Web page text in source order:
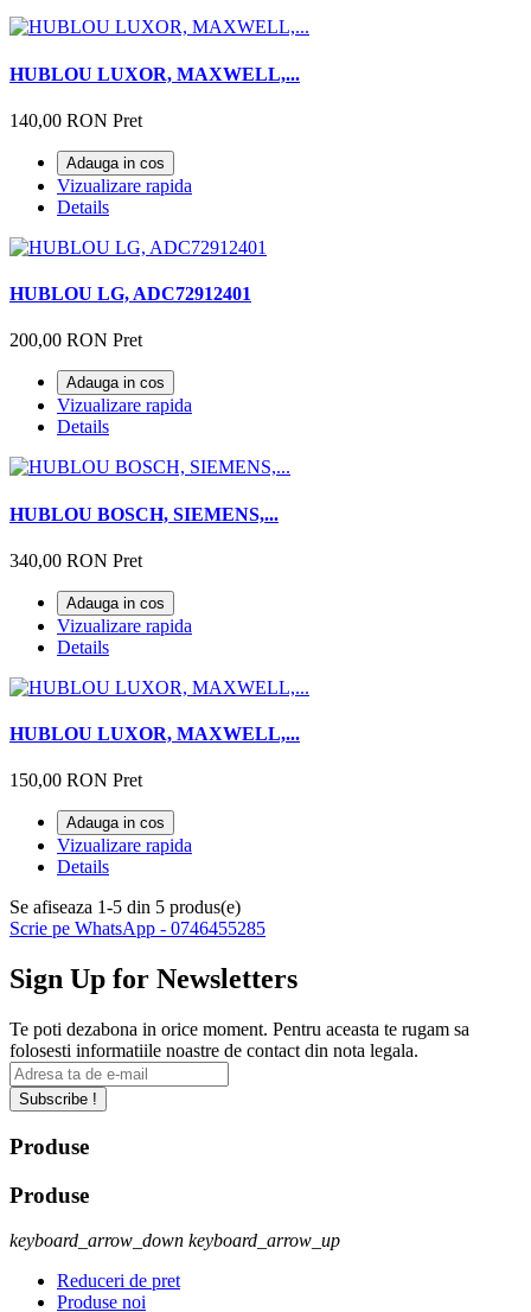
HUBLOU LUXOR, MAXWELL,...
140,00 RON Pret
Adauga in cos
Vizualizare rapida
Details
HUBLOU LG, ADC72912401
200,00 RON Pret
Adauga in cos
Vizualizare rapida
Details
HUBLOU BOSCH, SIEMENS,...
340,00 RON Pret
Adauga in cos
Vizualizare rapida
Details
HUBLOU LUXOR, MAXWELL,...
150,00 RON Pret
Adauga in cos
Vizualizare rapida
Details
Se afiseaza 1-5 din 5 produs(e)
Scrie pe WhatsApp - 0746455285
Sign Up for Newsletters
Te poti dezabona in orice moment. Pentru aceasta te rugam sa
folosesti informatiile noastre de contact din nota legala.
Subscribe !
Produse
Produse
keyboard_arrow_down keyboard_arrow_up
Reduceri de pret
Produse noi